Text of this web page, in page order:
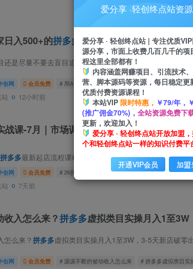
日入500+的拼多多 虚拟店，机器人全自动托管
创网 会员免费 # 用AI辅助开一家日入500 # 的拼多多虚拟店 #
12小时前
战课-7月｜市场调研定位赛道，矩阵秒杀万
拼多多最新起店流程课程更新至7月，从市场调研、赛道定位入手，拆解
创网 会员免费 # 26拼多多起店实战课 # 7月 # 市场调研定位赛
7天前
入怎么来？拼多多虚拟类目实操月入1至
怎么来？ 拼多多虚拟类目实操月入1至3W，3-5天新店破零出单 项目
创网 会员免费 # 源源不断的被动收入怎么来 # 拼多多虚拟类目实
爱分享 ·轻创终点站资
爱分享 · 轻创终点站 | 专注优质
源分享，市面上收费几百几千的项
程这里全部都有！
内容涵盖网赚项目、引流技术
营、脚本源码等资源，每日稳定更
优质付费资源课程！
本站VIP 限时特惠， ￥79/年，
(推广佣金70%)， 全站资源免费下
更新，欢迎加入！
爱分享 · 轻创终点站开放加盟
个和轻创终点站一样的知识付费平
开通VIP会员 加盟